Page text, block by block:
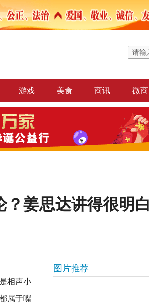
游戏 美食 商讯 微商
姜思达讲得很明白
相声小
属于嘴
图片推荐